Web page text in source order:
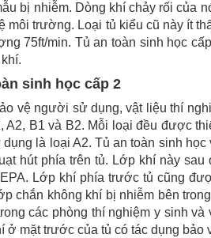
bị nhiễm. Dòng khí chảy rối của
môi trường. Loại tủ kiểu cũ này ít
75ft/min. Tủ an toàn sinh học
sinh học cấp 2
vệ người sử dụng, vật liệu thí
A2, B1 và B2. Mỗi loại đều được
là loại A2. Tủ an toàn sinh
hút phía trên tủ. Lớp khí này
Lớp khí phía trước tủ cũng
chắn không khí bị nhiễm bên
các phòng thí nghiệm y sinh
ở mặt trước của tủ có tác dụng bảo